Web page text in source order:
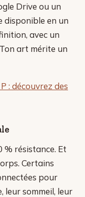
Drive ou un
disponible en un
avec un
art mérite un
: découvrez des
% résistance. Et
Certains
pour
leur sommeil, leur